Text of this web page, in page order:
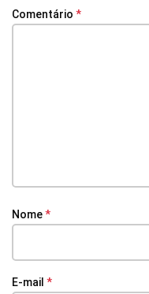
Comentário *
Nome*
E-mail *